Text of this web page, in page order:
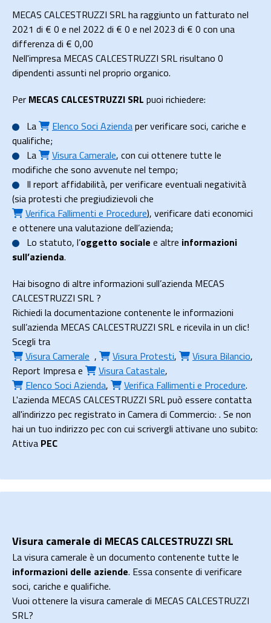
MECAS CALCESTRUZZI SRL ha raggiunto un fatturato nel
2021 di € 0 e nel 2022 di € 0 e nel 2023 di € 0 con una
differenza di € 0,00
Nell'impresa MECAS CALCESTRUZZI SRL risultano 0
dipendenti assunti nel proprio organico.
Per MECAS CALCESTRUZZI SRL puoi richiedere:
La
Elenco Soci Aziendaper verificare soci, cariche e
qualifiche;
La
Visura Camerale, con cui ottenere tutte le
modifiche che sono avvenute nel tempo;
Il report affidabilità, per verificare eventuali negatività
(sia protesti che pregiudizievoli che
Verifica Fallimenti e Procedure), verificare dati economici
e ottenere una valutazione dell’azienda;
Lo statuto, l’oggetto sociale e altre informazioni
sull’azienda.
Hai bisogno di altre informazioni sull’azienda MECAS
CALCESTRUZZI SRL ?
Richiedi la documentazione contenente le informazioni
sull’azienda MECAS CALCESTRUZZI SRL e ricevila in un clic!
Scegli tra
Visura Camerale , Visura Protesti, Visura Bilancio,
Report Impresae Visura Catastale,
Elenco Soci Azienda, Verifica Fallimenti e Procedure.
L'azienda MECAS CALCESTRUZZI SRL può essere contatta
all'indirizzo pec registrato in Camera di Commercio: . Se non
hai un tuo indirizzo pec con cui scrivergli attivane uno subito:
Attiva PEC
Visura camerale di MECAS CALCESTRUZZI SRL
La visura camerale è un documento contenente tutte le
informazioni delle aziende. Essa consente di verificare
soci, cariche e qualifiche.
Vuoi ottenere la visura camerale di MECAS CALCESTRUZZI
SRL?